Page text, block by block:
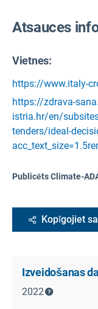
Atsauces
Vietnes:
https://www.italy-
https://zdrava-
istria.hr/en/
tenders/ideal-
Publicēts Climate-
Kopīgojiet
Izveidošanas
2022